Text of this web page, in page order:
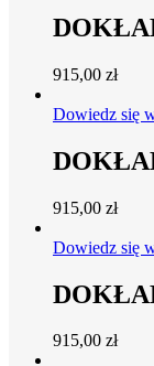
915,00 zł
Dowiedz się
915,00 zł
Dowiedz się
915,00 zł